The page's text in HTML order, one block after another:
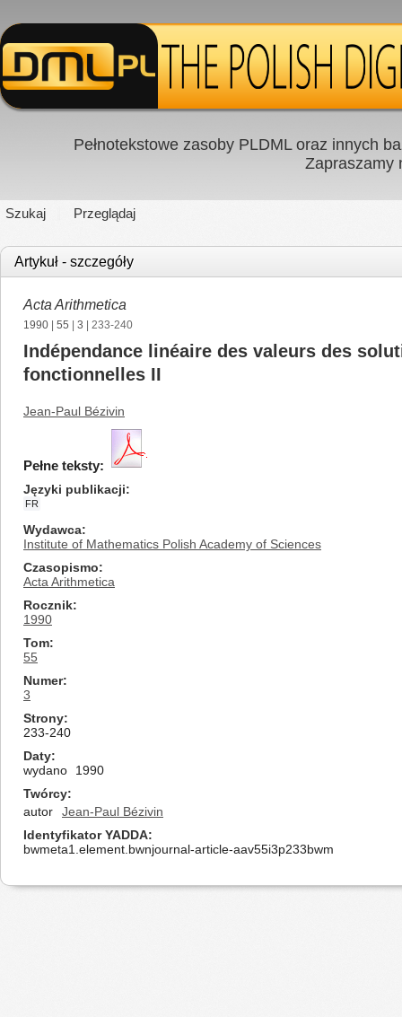
Pełnotekstowe zasoby PLDML oraz innych
Zapraszamy
Szukaj Przeglądaj
Artykuł - szczegóły
Acta Arithmetica
1990 55 3 | 233-240
Indépendance linéaire des valeurs des
fonctionnelles II
Jean-Paul Bézivin
Pełne teksty:
Języki publikacji
FR
Wydawca
Institute of Mathematics Polish Academy of Sciences
Czasopismo
Acta Arithmetica
Rocznik
1990
Tom
55
Numer
3
Strony
233-240
Daty
wydano
1990
Twórcy
autor
Jean-Paul Bézivin
Identyfikator YADDA
bwmeta1.element.bwnjournal-article-aav55i3p233bwm